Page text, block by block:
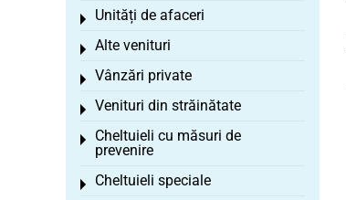
Unități de afaceri
Toggle menu
Alte venituri
Toggle menu
Vânzări private
Toggle menu
Venituri din străinătate
Toggle menu
Cheltuieli cu măsuri de
prevenire
Toggle menu
Cheltuieli speciale
Toggle menu